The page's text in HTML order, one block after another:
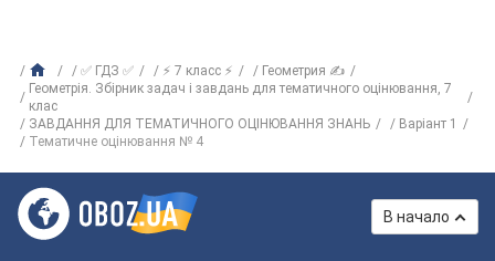
✅ ГДЗ ✅ ⚡ 7 класс ⚡
Геометрия ✍
Геометрія. Збірник задач і завдань для тематичного оцінювання, 7
клас
ЗАВДАННЯ ДЛЯ ТЕМАТИЧНОГО ОЦІНЮВАННЯ ЗНАНЬ
Варіант 1
Тематичне оцінювання № 4
В начало